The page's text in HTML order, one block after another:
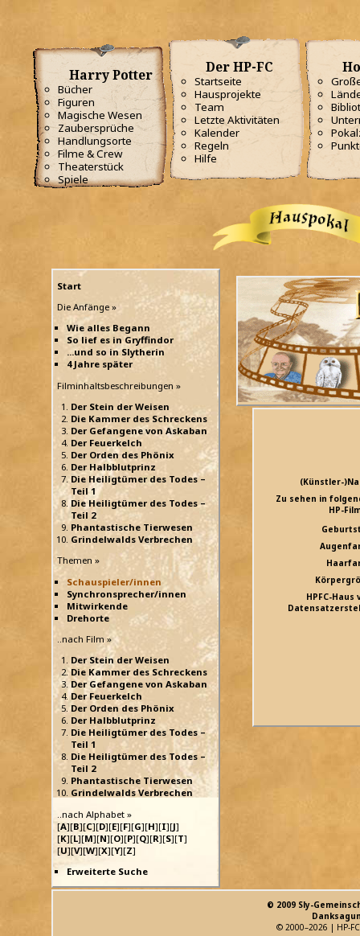
Harry Potter
Bücher
Figuren
Magische Wesen
Zaubersprüche
Handlungsorte
Filme & Crew
Theaterstück
Spiele
Der HP-FC
Startseite
Hausprojekte
Team
Letzte Aktivitäten
Kalender
Regeln
Hilfe
Start
Die Anfänge »
Wie alles Begann
So lief es in Gryffindor
...und so in Slytherin
4 Jahre später
Filminhaltsbeschreibungen »
Der Stein der Weisen
Die Kammer des Schreckens
Der Gefangene von Askaban
Der Feuerkelch
Der Orden des Phönix
Der Halbblutprinz
Die Heiligtümer des Todes –
Teil 1
Die Heiligtümer des Todes –
Teil 2
Phantastische Tierwesen
Grindelwalds Verbrechen
Themen »
Schauspieler/innen
Synchronsprecher/innen
Mitwirkende
Drehorte
..nach Film »
Der Stein der Weisen
Die Kammer des Schreckens
Der Gefangene von Askaban
Der Feuerkelch
Der Orden des Phönix
Der Halbblutprinz
Die Heiligtümer des Todes –
Teil 1
Die Heiligtümer des Todes –
Teil 2
Phantastische Tierwesen
Grindelwalds Verbrechen
..nach Alphabet »
[A][B][C][D][E][F][G][H][I][J]
[K][L][M][N][O][P][Q][R][S][T]
[U][V][W][X][Y][Z]
Erweiterte Suche
(Künstler-
Zu sehen in
HP-
HPFC-Haus
© 2009 Sly-
© 2000–2026 | HP-